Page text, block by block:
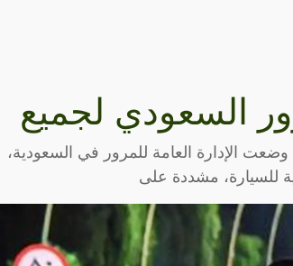
السعودي لجميع
الإدارة العامة للمرور في السعودية،
للسيارة، مشددة على